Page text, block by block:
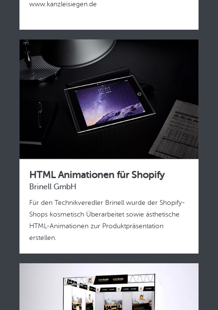
www.kanzleisiegen.de
HTML Animationen für Shopify
Brinell GmbH
Für den Technikveredler Brinell wurde der Shopify-
Shops kosmetisch Überarbeitet sowie ästhetische
HTML-Animationen zur Produktpräsentation
erstellen.